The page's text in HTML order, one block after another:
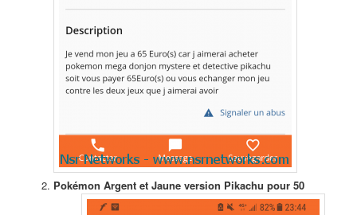
Pokémon Argent et Jaune version Pikachu pour 50